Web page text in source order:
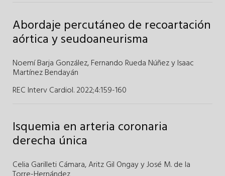
Abordaje percutáneo de recoartación
aórtica y seudoaneurisma
Noemí Barja González,Fernando Rueda NúñezyIsaac
Martínez Bendayán
REC Interv Cardiol. 2022;4:159-160
Isquemia en arteria coronaria
derecha única
Celia Garilleti Cámara,Aritz Gil Ongay yJosé M. de la